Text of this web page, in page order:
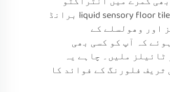
اور رنگین عنصر لاتے ہیں۔ ایک قائدہ liquid sensory floor tile برانڈ
اور وھولسلے کے
کہ آپ کو کسی بھی
ملیں۔ چاہے یہ
فلورنگ کے فوائد کا